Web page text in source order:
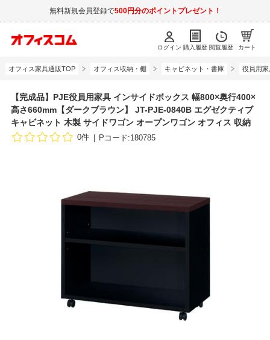
無料新規会員登録で500円分のポイントプレゼント！
ログイン 購入履歴 閲覧履歴 カート
オフィス家具通販TOP オフィス収納・棚 キャビネット・書庫 役員用家
【完成品】PJE役員用家具 インサイドボックス 幅800×奥行400×
高さ660mm【ダークブラウン】 JT-PJE-0840B エグゼクティブ
キャビネット 木製 サイドワゴン オープンワゴン オフィス 収納
0件 Pコード:180785